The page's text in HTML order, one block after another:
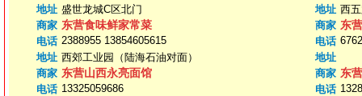
地址 盛世龙城C区北门
地址 西
商家 东营食味鲜家常菜
电话 2388955 13854605615
地址 西郊工业园（陆海石油对面）
商家 东
电话
地址
商家 东营山西永亮面馆
电话 13325059686
商家 东
电话